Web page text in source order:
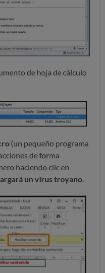
de hoja de cálculo
(un pequeño programa
de forma
haciendo clic en
un virus troyano.